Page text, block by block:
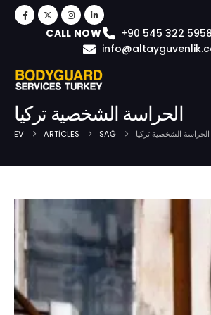
CALL NOW
+90 545 322 5958
الحراسة الشخصية تركيا
EV ARTICLES SAĞ الحراسة الشخصية تركيا
Post Single